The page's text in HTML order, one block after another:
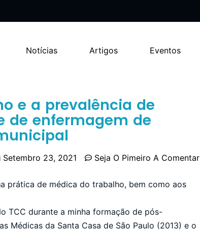
Notícias Artigos Eventos
e a prevalência de
de enfermagem de
Setembro 23, 2021 Seja O Pimeiro A Comentar
prática de médica do trabalho, bem como aos
TCC durante a minha formação de pós-
Médicas da Santa Casa de São Paulo (2013) e o